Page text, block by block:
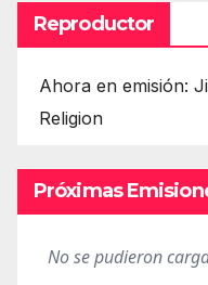
Reproductor
Ahora en emisión:
Religion
Próximas